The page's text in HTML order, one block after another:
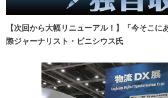
【次回から大幅リニューアル！】「今そこ
際ジャーナリスト・ビニシウス氏